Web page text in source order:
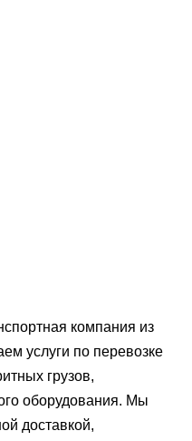
компания из
услуги по перевозке
грузов,
оборудования. Мы
доставкой,